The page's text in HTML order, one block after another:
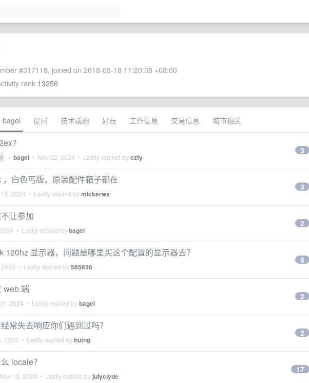
#317118, joined on 2018-05-18 11:20:38 +08:00
rank 13256
bagel 提问 技术话题 好玩 工作信息 交易信息 城市相关
？
• bagel • Nov 22, 2024 • Lastly replied byczfy
3
白色丐版，原装配件箱子都在
2024 • Lastly replied bymickerwx
3
让参加
• Lastly replied bybagel
2
120hz 显示器，问题是哪里买这个配置的显示器去？
• Lastly replied by565656
8
web 端
2024 • Lastly replied bybagel
2
常失去响应你们遇到过吗？
2024 • Lastly replied byhutng
2
locale？
Nov 10, 2023 • Lastly replied by julyclyde
17